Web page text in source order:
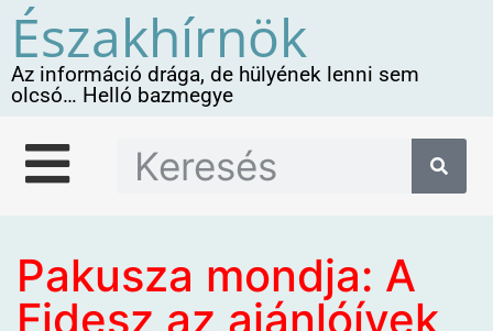
Északhírnök
Az információ drága, de hülyének lenni sem
olcsó… Helló bazmegye
Pakusza mondja: A
Fidesz az ajánlóívek